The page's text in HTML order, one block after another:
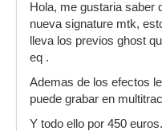
Hola, me gustaria saber
nueva signature mtk,
lleva los previos ghost
eq .
Ademas de los efectos
puede grabar en
Y todo ello por 450 euros.